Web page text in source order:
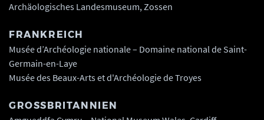
Archäologisches Landesmuseum, Zossen
FRANKREICH
Musée d’Archéologie nationale – Domaine national de Saint-
Germain-en-Laye
Musée des Beaux-Arts et d'Archéologie de Troyes
GROSSBRITANNIEN